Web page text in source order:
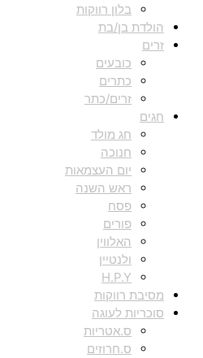
בלון רווקות
הולדת בן/בת
זרים
כובעים
כתרים
זרים/כתר
חגים
חג מולד
חנוכה
יום העצמאות
ראש השנה
פסח
פורים
האלווין
ולנטיין
H.P.Y
מסיבת רווקות
סוכריות לעוגה
ס.אטריות
ס.חרוזים